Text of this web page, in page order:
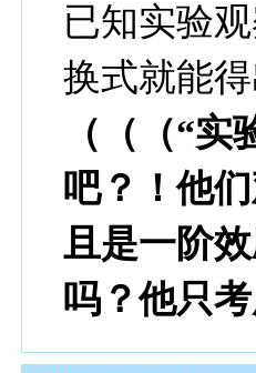
已知实验
换式就能
（（（“
吧？！他
且是一阶
吗？他只